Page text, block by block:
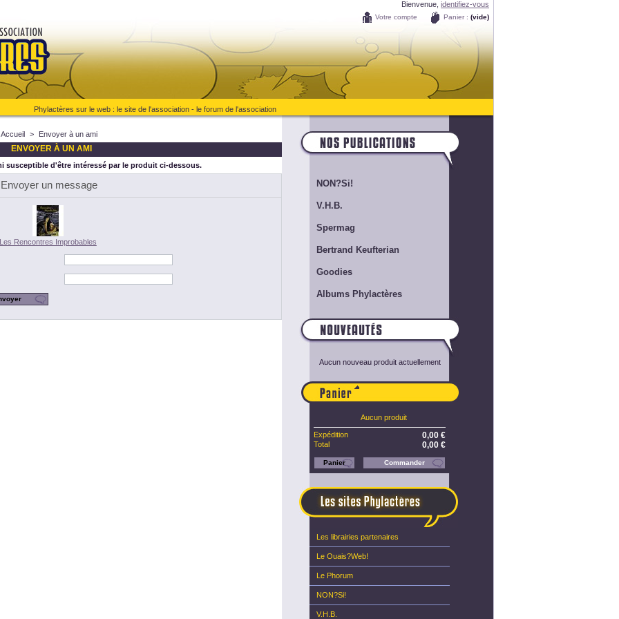
Bienvenue, identifiez-vous
Panier : (vide)
Votre compte
Phylactères sur le web : le site de l'association- le forum de l'association
Accueil > Envoyer à un ami
ENVOYER À UN AMI
susceptible d'être intéressé par le produit ci-dessous.
Envoyer un message
Les Rencontres Improbables
NON?Si!
V.H.B.
Spermag
Bertrand Keufterian
Goodies
Albums Phylactères
Aucun nouveau produit actuellement
Aucun produit
Expédition 0,00 €
Total 0,00 €
Panier Commander
Les librairies partenaires
Le Ouais?Web!
Le Phorum
NON?Si!
V.H.B.